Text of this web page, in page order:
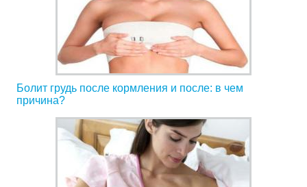
Болит грудь после кормления и после: в чем
причина?